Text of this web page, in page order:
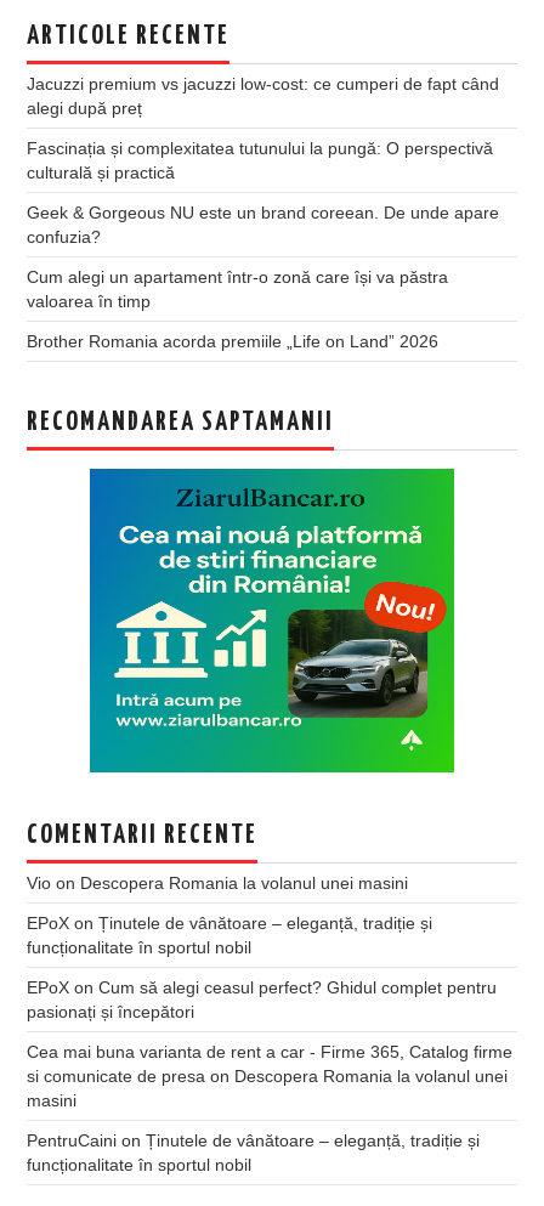
ARTICOLE RECENTE
Jacuzzi premium vs jacuzzi low-cost: ce cumperi de fapt când
alegi după preț
Fascinația și complexitatea tutunului la pungă: O perspectivă
culturală și practică
Geek & Gorgeous NU este un brand coreean. De unde apare
confuzia?
Cum alegi un apartament într-o zonă care își va păstra
valoarea în timp
Brother Romania acorda premiile „Life on Land” 2026
RECOMANDAREA SAPTAMANII
COMENTARII RECENTE
Vio on Descopera Romania la volanul unei masini
EPoX onȚinutele de vânătoare – eleganță, tradiție și
funcționalitate în sportul nobil
EPoX onCum să alegi ceasul perfect? Ghidul complet pentru
pasionați și începători
Cea mai buna varianta de rent a car - Firme 365, Catalog firme
si comunicate de presa on Descopera Romania la volanul unei
masini
PentruCaini onȚinutele de vânătoare – eleganță, tradiție și
funcționalitate în sportul nobil